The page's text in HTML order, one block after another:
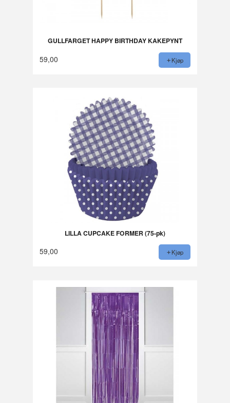
GULLFARGET HAPPY BIRTHDAY KAKEPYNT
59,00 Kjøp
LILLA CUPCAKE FORMER (75-pk)
59,00 Kjøp